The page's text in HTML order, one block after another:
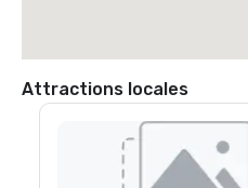
Attractions locales